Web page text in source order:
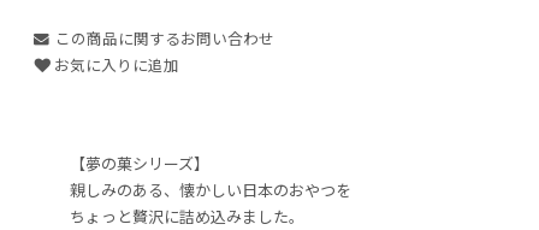
この商品に関するお問い合わせ
お気に入りに追加
【夢の菓シリーズ】
親しみのある、懐かしい日本のおやつを
ちょっと贅沢に詰め込みました。